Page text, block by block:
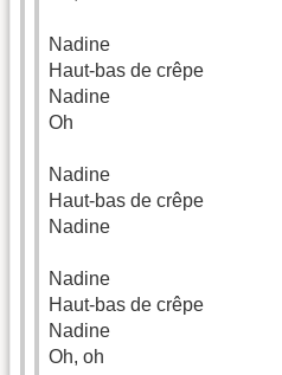
Nadine
Haut-bas de crêpe
Nadine
Oh
Nadine
Haut-bas de crêpe
Nadine
Nadine
Haut-bas de crêpe
Nadine
Oh, oh